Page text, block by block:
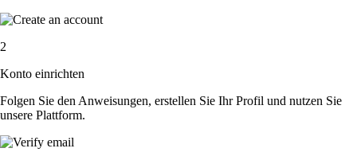
2
Konto einrichten
Folgen Sie den Anweisungen, erstellen Sie Ihr Profil und nutzen Sie
unsere Plattform.